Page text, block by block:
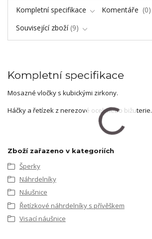
Kompletní specifikace Komentáře
0
Související zboží 9
Kompletní specifikace
Mosazné vločky s kubickými zirkony.
Háčky a řetízek z nerezové oceli nebo bižuterie.
Zboží zařazeno v kategoriích
Šperky
Náhrdelníky
Náušnice
Řetízkové náhrdelníky s přívěškem
Visací náušnice